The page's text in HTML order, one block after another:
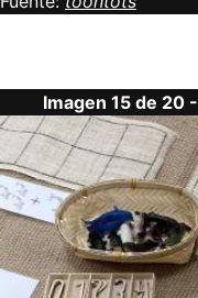
Imagen 15 de 20 -